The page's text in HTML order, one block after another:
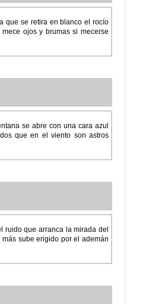
que se retira en blanco el rocío
ojos y brumas si mecerse
se abre con una cara azul
que en el viento son astros
ruido que arranca la mirada del
sube erigido por el ademán